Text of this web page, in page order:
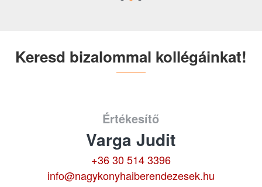
Keresd bizalommal kollégáinkat!
Értékesítő
Varga Judit
+36 30 514 3396
info@nagykonyhaiberendezesek.hu